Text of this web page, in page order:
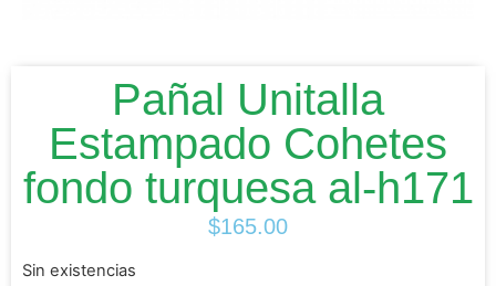
Pañal Unitalla
Estampado Cohetes
fondo turquesa al-h171
$165.00
Sin existencias